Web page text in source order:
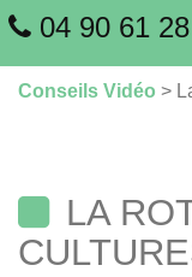
04 90 61
Conseils Vidéo >
LA